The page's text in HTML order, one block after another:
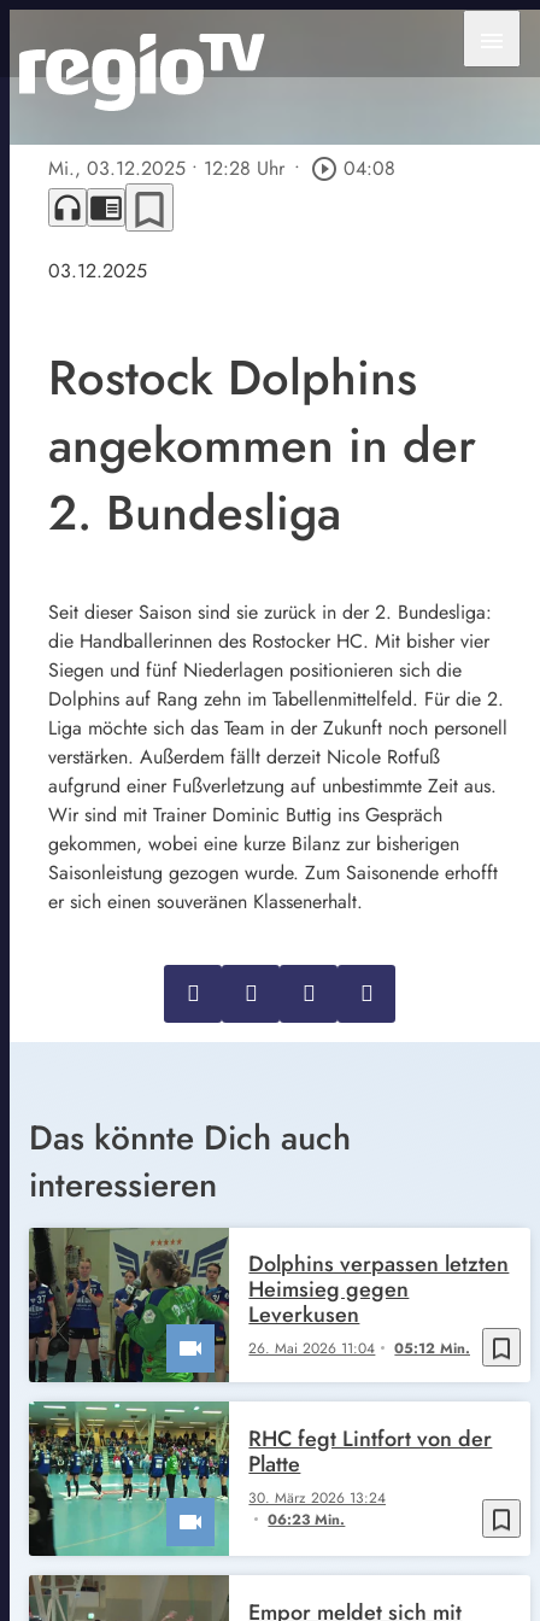
Mi., 03.12.2025 • 12:28 Uhr • play_circle_outline 04:08
headphones chrome_reader_mode bookmark_border
03.12.2025
Rostock Dolphins
angekommen in der
2. Bundesliga
Seit dieser Saison sind sie zurück in der 2. Bundesliga:
die Handballerinnen des Rostocker HC. Mit bisher vier
Siegen und fünf Niederlagen positionieren sich die
Dolphins auf Rang zehn im Tabellenmittelfeld. Für die 2.
Liga möchte sich das Team in der Zukunft noch personell
verstärken. Außerdem fällt derzeit Nicole Rotfuß
aufgrund einer Fußverletzung auf unbestimmte Zeit aus.
Wir sind mit Trainer Dominic Buttig ins Gespräch
gekommen, wobei eine kurze Bilanz zur bisherigen
Saisonleistung gezogen wurde. Zum Saisonende erhofft
er sich einen souveränen Klassenerhalt.
Das könnte Dich auch
interessieren
bookmark_border
26. Mai 2026 11:04 05:12 Min.
Dolphins verpassen letzten
Heimsieg gegen
Leverkusen
bookmark_border
30. März 2026 13:24
06:23 Min.
RHC fegt Lintfort von der
Platte
Empor meldet sich mit